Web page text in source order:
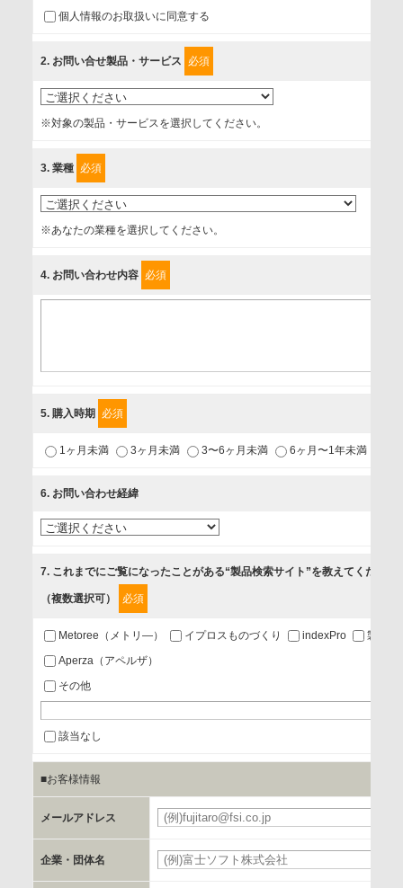
に取扱い、これらで定める範囲内で、サービスの提供やご案
内等のために利用させていただいております。
情報を提供されるお客様（本人）に対して、情報の収集目
的、管理者、提供の有無、情報提供の任意性や権利について
確認し、当社への情報提供がお客様の懸念にならないよう
上げます。
事業者名
個人情報保護責任者
1.当社が取り扱う商品・サービスに関するご案内
2.当社が開催（主催・共催・協賛）するセミナーなど、各種イ
3.お客様の業務内容、及び興味、関心に応じた情報の提供
4.お客様満足度調査等のアンケートの依頼
第三者提供の有無
あり
a.個人情報の提供・利用目的
当該企業/団体のサービス等のご案内及び当該企業/団体からの
情報を提供するため
b.第三者に提供される個人データの項目
郵便番号、住所、電話番号、FAX番号、メールアドレス
c.第三者への提供の手段または手法
個人情報のお取扱いに同意する
2. お問い合せ製品・サービス 必須
※対象の製品・サービスを選択してください。
3. 業種 必須
※あなたの業種を選択してください。
4. お問い合わせ内容 必須
5. 購入時期 必須
1ヶ月未満 3ヶ月未満 3〜6ヶ月未満 6ヶ月〜1年未満
6. お問い合わせ経緯
7. これまでにご覧になったことがある“製品検索サイト”を教えてください
（複数選択可） 必須
Metoree（メトリ―） イプロスものづくり indexPro
製品ナ
Aperza（アペルザ）
その他
該当なし
■お客様情報
メールアドレス
企業・団体名